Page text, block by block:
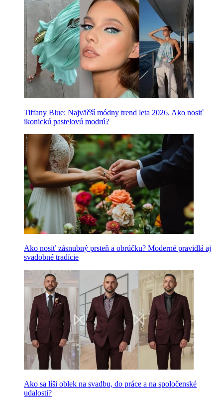
Tiffany Blue: Najväčší módny trend leta 2026. Ako nosiť
ikonickú pastelovú modrú?
Ako nosiť zásnubný prsteň a obrúčku? Moderné pravidlá aj
svadobné tradície
Ako sa líši oblek na svadbu, do práce a na spoločenské
udalosti?